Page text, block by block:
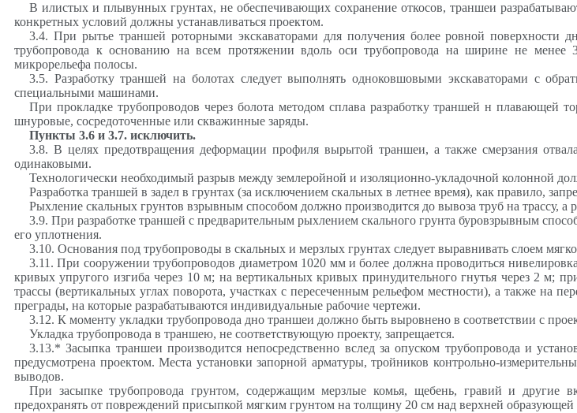
В илистых и плывунных грунтах, не обеспечивающих сохранение откосов, траншеи
конкретных условий должны устанавливаться проектом.
3.4. При рытье траншей роторными экскаваторами для получения более ровной поверхности
трубопровода к основанию на всем протяжении вдоль оси трубопровода на ширине не менее
микрорельефа полосы.
3.5. Разработку траншей на болотах следует выполнять одноковшовыми экскаваторами с
специальными машинами.
При прокладке трубопроводов через болота методом сплава разработку траншейн плавающей
шнуровые, сосредоточенные или скважинные заряды.
Пункты 3.6 и 3.7. исключить.
3.8. В целях предотвращения деформации профиля вырытой траншеи, а также смерзания
одинаковыми.
Технологически необходимый разрыв между землеройной и изоляционно-укладочной колонной
Разработка траншей в задел в грунтах (за исключением скальных в летнее время), как правило,
Рыхление скальных грунтов взрывным способом должно производится до вывоза труб на трассу, а
3.9. При разработке траншей с предварительным рыхлением скального грунта буровзрывным
его уплотнения.
3.10. Основания под трубопроводы в скальных и мерзлых грунтах следует выравнивать слоем
3.11. При сооружении трубопроводов диаметром 1020 мм и более должна проводиться
кривых упругого изгиба через 10 м; на вертикальных кривых принудительного гнутья через 2 м;
трассы (вертикальных углах поворота, участках с пересеченным рельефом местности), а также на
преграды, на которые разрабатываются индивидуальные рабочие чертежи.
3.12. К моменту укладки трубопровода дно траншеи должно быть выровнено в соответствии с
Укладка трубопровода в траншею, не соответствующую проекту, запрещается.
3.13.* Засыпка траншеи производится непосредственно вслед заопуском трубопровода и
предусмотрена проектом. Места установки запорной арматуры, тройников контрольно-
выводов.
При засыпке трубопровода грунтом, содержащим мерзлые комья, щебень, гравий и другие
предохранять от повреждений присыпкой мягким грунтом на толщину 20 см над верхней